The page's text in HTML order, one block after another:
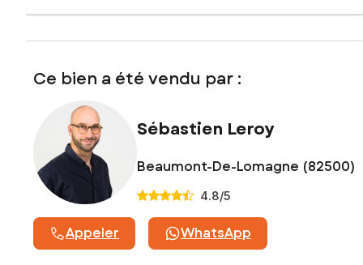
Ce bien a été vendu par :
Sébastien Leroy
Beaumont-De-Lomagne (82500)
4.8/5
Appeler WhatsApp